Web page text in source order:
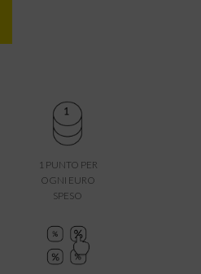
1 PUNTO PER
OGNI EURO
SPESO